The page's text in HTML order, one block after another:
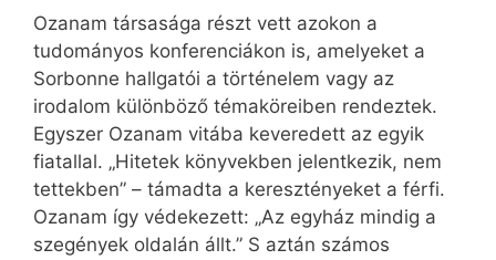
Ozanam társasága részt vett azokon a
tudományos konferenciákon is, amelyeket a
Sorbonne hallgatói a történelem vagy az
irodalom különböző témaköreiben rendeztek.
Egyszer Ozanam vitába keveredett az egyik
fiatallal. „Hitetek könyvekben jelentkezik, nem
tettekben” – támadta a keresztényeket a férfi.
Ozanam így védekezett: „Az egyház mindig a
szegények oldalán állt.” S aztán számos